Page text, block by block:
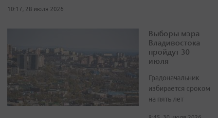
10:17, 28 июля 2026
Выборы мэра
Владивостока
пройдут 30
июля
Градоначальник
избирается сроком
на пять лет